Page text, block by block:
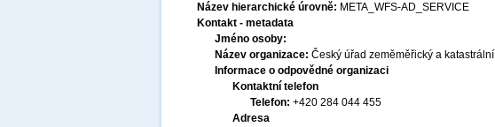
Název hierarchické úrovně: META_WFS-AD_SERVICE
Kontakt - metadata
Jméno osoby:
Název organizace: Český úřad zeměměřický a katastrální
Informace o odpovědné organizaci
Kontaktní telefon
Telefon: +420 284 044 455
Adresa